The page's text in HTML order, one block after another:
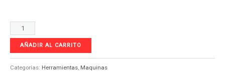
AÑADIR AL CARRITO
Categorías: Herramientas, Maquinas